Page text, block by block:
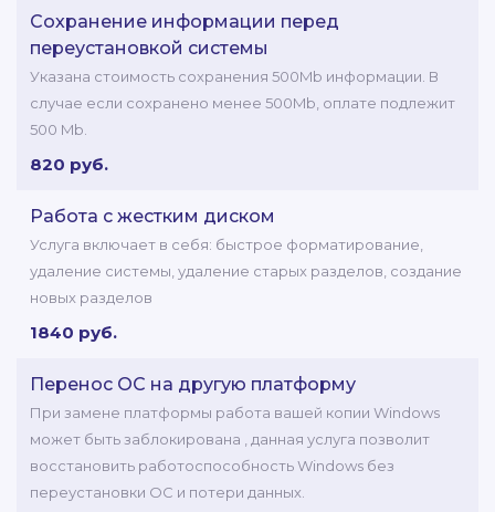
Сохранение информации перед
переустановкой системы
Указана стоимость сохранения 500Mb информации. В
случае если сохранено менее 500Mb, оплате подлежит
500 Mb.
820 руб.
Работа с жестким диском
Услуга включает в себя: быстрое форматирование,
удаление системы, удаление старых разделов, создание
новых разделов
1840 руб.
Перенос ОС на другую платформу
При замене платформы работа вашей копии Windows
может быть заблокирована , данная услуга позволит
восстановить работоспособность Windows без
переустановки ОС и потери данных.